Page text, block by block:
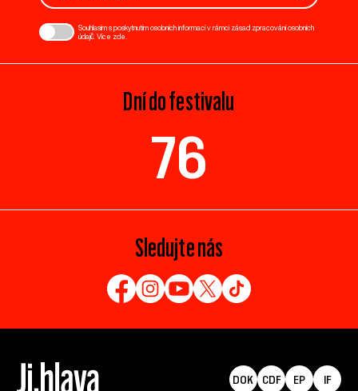
Souhlasím s poskytnutím osobních informací v rámci zásad zpracování osobních
údajů. Více zde
Dní do festivalu
76
Sledujte nás
DOK CDF EP IF